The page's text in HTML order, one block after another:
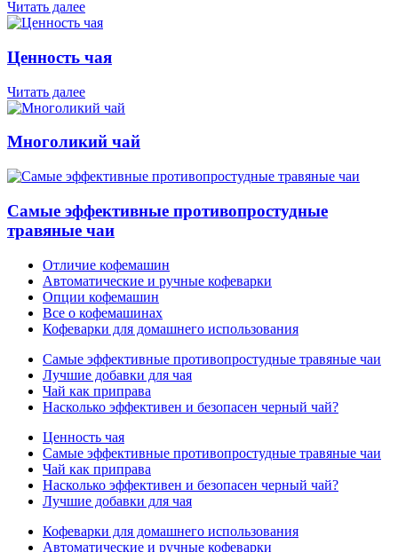
Читать далее
Ценность чая
Читать далее
Многоликий чай
Самые эффективные противопростудные
травяные чаи
Отличие кофемашин
Автоматические и ручные кофеварки
Опции кофемашин
Все о кофемашинах
Кофеварки для домашнего использования
Самые эффективные противопростудные травяные чаи
Лучшие добавки для чая
Чай как приправа
Насколько эффективен и безопасен черный чай?
Ценность чая
Самые эффективные противопростудные травяные чаи
Чай как приправа
Насколько эффективен и безопасен черный чай?
Лучшие добавки для чая
Кофеварки для домашнего использования
Автоматические и ручные кофеварки